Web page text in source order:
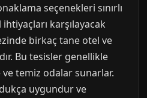
seçenekleri sınırlı
karşılayacak
birkaç tane otel ve
Bu tesisler genellikle
ve temiz odalar sunarlar.
uygundur ve